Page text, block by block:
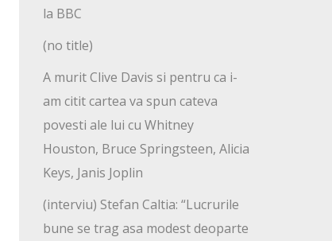
la BBC
(no title)
A murit Clive Davis si pentru ca i-
am citit cartea va spun cateva
povesti ale lui cu Whitney
Houston, Bruce Springsteen, Alicia
Keys, Janis Joplin
(interviu) Stefan Caltia: “Lucrurile
bune se trag asa modest deoparte